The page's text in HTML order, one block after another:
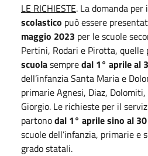
LE RICHIESTE. La domanda per i
scolastico può essere
maggio 2023 per le scuole
Pertini, Rodari e Pirotta, quelle
scuolasempredal 1° aprile al
dell’infanzia Santa Maria e
primarie Agnesi, Diaz,
Giorgio. Le richieste per il
partonodal 1° aprile sino al
scuole dell’infanzia, primarie e
grado statali.